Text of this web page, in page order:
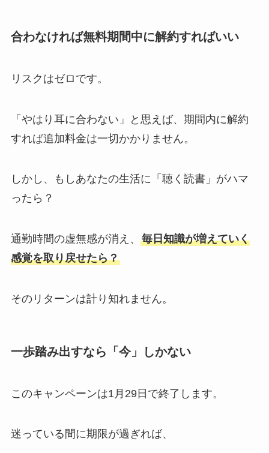
合わなければ無料期間中に解約すればいい
リスクはゼロです。
「やはり耳に合わない」と思えば、期間内に解約
すれば追加料金は一切かかりません。
しかし、もしあなたの生活に「聴く読書」がハマ
ったら？
通勤時間の虚無感が消え、 毎日知識が増えていく
感覚を取り戻せたら？
そのリターンは計り知れません。
一歩踏み出すなら「今」しかない
このキャンペーンは1月29日で終了します。
迷っている間に期限が過ぎれば、